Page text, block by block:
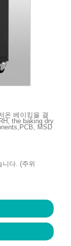
온 베이킹을 결
the baking dry
MSD
다. (주위